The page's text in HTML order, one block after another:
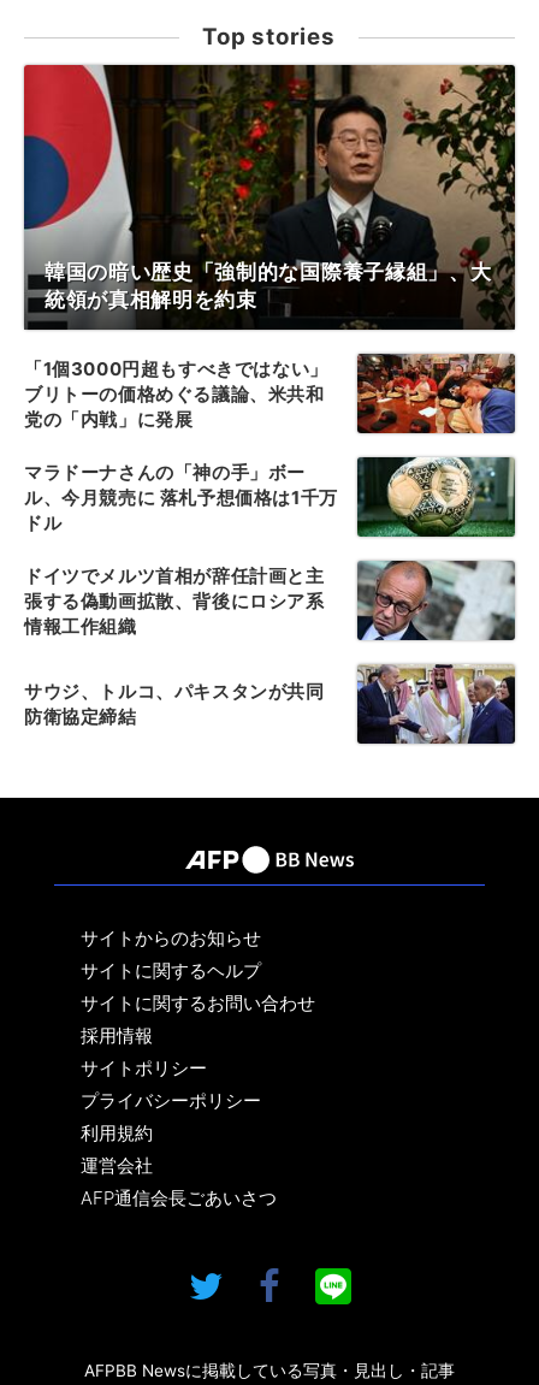
Top stories
韓国の暗い歴史「強制的な国際養子縁組」、大
統領が真相解明を約束
「1個3000円超もすべきではない」
ブリトーの価格めぐる議論、米共和
党の「内戦」に発展
マラドーナさんの「神の手」ボー
ル、今月競売に 落札予想価格は1千万
ドル
ドイツでメルツ首相が辞任計画と主
張する偽動画拡散、背後にロシア系
情報工作組織
サウジ、トルコ、パキスタンが共同
防衛協定締結
サイトからのお知らせ
サイトに関するヘルプ
サイトに関するお問い合わせ
採用情報
サイトポリシー
プライバシーポリシー
利用規約
運営会社
AFP通信会長ごあいさつ
AFPBB Newsに掲載している写真・見出し・記事